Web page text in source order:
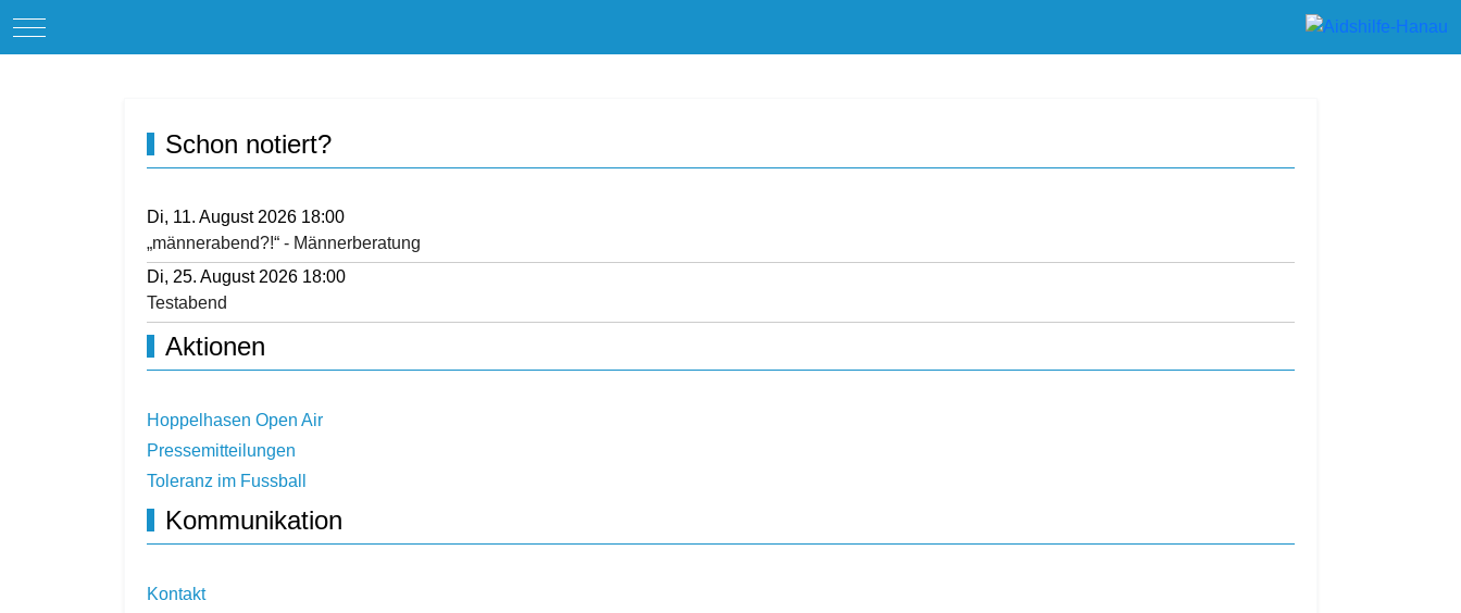
Mobile Menu Toggle
Schon notiert?
Di, 11. August 2026 18:00
„männerabend?!“ - Männerberatung
Di, 25. August 2026 18:00
Testabend
Aktionen
Hoppelhasen Open Air
Pressemitteilungen
Toleranz im Fussball
Kommunikation
Kontakt